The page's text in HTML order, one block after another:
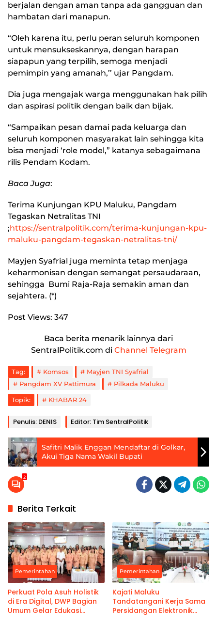
berjalan dengan aman tanpa ada gangguan dan
hambatan dari manapun.
“Oleh karena itu, perlu peran seluruh komponen
untuk mensukseskannya, dengan harapan
siapapun yang terpilih, semoga menjadi
pemimpin yang amanah,’’ ujar Pangdam.
Dia juga mengajak warga menggunakan hak pilih
dan aspirasi politik dengan baik dan bijak.
“Sampaikan pesan damai pada keluarga dan
seluruh komponen masyarakat lain sehingga kita
bisa menjadi ‘role model,” katanya sebagaimana
rilis Pendam Kodam.
Baca Juga:
Terima Kunjungan KPU Maluku, Pangdam
Tegaskan Netralitas TNI
;https://sentralpolitik.com/terima-kunjungan-kpu-
maluku-pangdam-tegaskan-netralitas-tni/
Mayjen Syafrial juga meminta tetap menjaga
keharmonisan dengan semangat persaudaraan,
sehingga Bumi Raja-Raja semakin aman dan
sejahtera. (*)
Post Views: 347
Baca berita menarik lainnya dari
SentralPolitik.com di Channel Telegram
Tag: Komsos
Mayjen TNI Syafrial
Pangdam XV Pattimura
Pilkada Maluku
Topik: KHABAR 24
Penulis: DENIS Editor: Tim SentralPolitik
Safitri Malik Enggan Mendaftar di Golkar,
Akui Tiga Nama Wakil Bupati
2
Berita Terkait
Pemerintahan
Perkuat Pola Asuh Holistik
di Era Digital, DWP Bagian
Umum Gelar Edukasi
Pemerintahan
Kajati Maluku
Tandatangani Kerja Sama
Persidangan Elektronik